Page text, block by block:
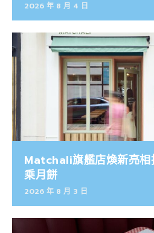
2026 年 8 月 4 日
Matchali旗艦店煥新亮相
乘月餅
2026 年 8 月 3 日